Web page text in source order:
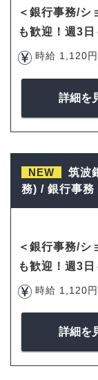
＜銀行事務/シ
も歓迎！週3
時給 1,120
詳細を
NEW
筑波
務) / 銀行事務
＜銀行事務/シ
も歓迎！週3
時給 1,120
詳細を